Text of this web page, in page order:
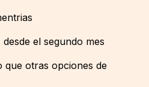
el segundo mes
que otras opciones de